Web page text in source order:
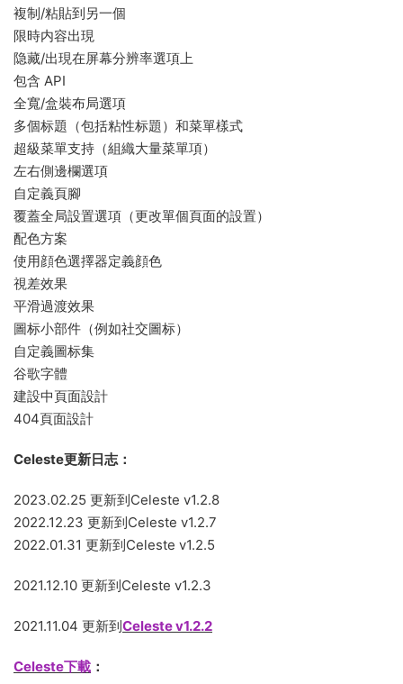
複制/粘貼到另一個
限時内容出現
隐藏/出現在屏幕分辨率選項上
包含 API
全寬/盒裝布局選項
多個标題（包括粘性标題）和菜單樣式
超級菜單支持（組織大量菜單項）
左右側邊欄選項
自定義頁腳
覆蓋全局設置選項（更改單個頁面的設置）
配色方案
使用顔色選擇器定義顔色
視差效果
平滑過渡效果
圖标小部件（例如社交圖标）
自定義圖标集
谷歌字體
建設中頁面設計
404頁面設計
Celeste更新日志：
2023.02.25 更新到Celeste v1.2.8
2022.12.23 更新到Celeste v1.2.7
2022.01.31 更新到Celeste v1.2.5
2021.12.10 更新到Celeste v1.2.3
2021.11.04 更新到Celeste v1.2.2
Celeste下載 ：